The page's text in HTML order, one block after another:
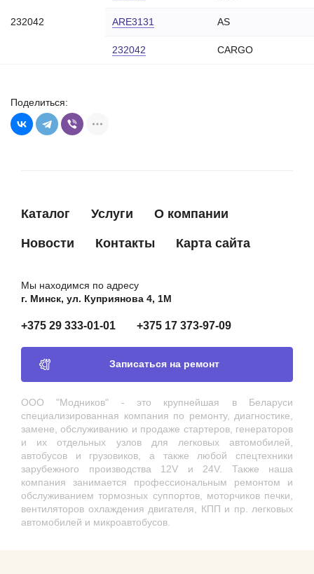
232042 ARE3131 AS
232042 CARGO
Поделиться:
Каталог Услуги О компании
Новости Контакты Карта сайта
Мы находимся по адресу
г. Минск, ул. Куприянова 4, 1М
+375 29 333-01-01 +375 17 373-97-09
Записаться на ремонт
ООО "Модников" - это крупнейшая в Беларуси
специализированная компания по ремонту, диагностике,
замене, обслуживанию и продаже стартеров, генераторов
и их отдельных узлов для легковых автомобилей,
автобусов и грузовиков, а также любой спецтехники
зарубежного производства 12V и 24V. Также наша
компания занимается профессиональным ремонтом и
обслуживанием тормозных суппортов, моторчиков печки,
вентиляторов охлаждения двигателя, КПП и пр. легковых
автомобилей и микроавтобусов.